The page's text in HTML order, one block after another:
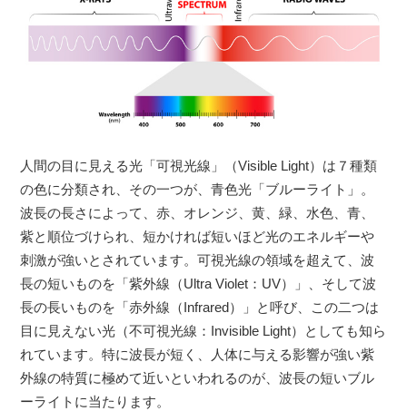
人間の目に見える光「可視光線」（Visible Light）は７種類
の色に分類され、その一つが、青色光「ブルーライト」。
波長の長さによって、赤、オレンジ、黄、緑、水色、青、
紫と順位づけられ、短かければ短いほど光のエネルギーや
刺激が強いとされています。可視光線の領域を超えて、波
長の短いものを「紫外線（Ultra Violet：UV）」、そして波
長の長いものを「赤外線（Infrared）」と呼び、この二つは
目に見えない光（不可視光線：Invisible Light）としても知ら
れています。特に波長が短く、人体に与える影響が強い紫
外線の特質に極めて近いといわれるのが、波長の短いブル
ーライトに当たります。